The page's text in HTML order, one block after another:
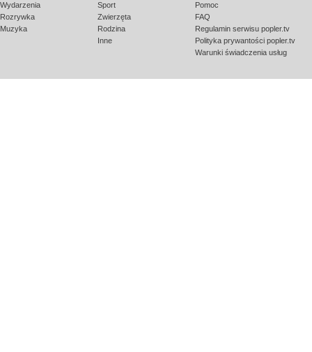
Wydarzenia
Rozrywka
Muzyka
Sport
Zwierzęta
Rodzina
Inne
Pomoc
FAQ
Regulamin serwisu popler.tv
Polityka prywantości popler.tv
Warunki świadczenia usług